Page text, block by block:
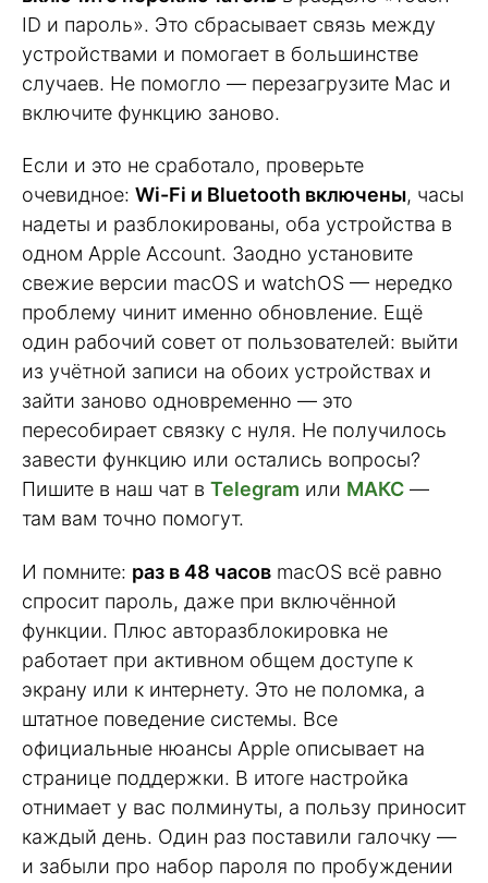
ID и пароль». Это сбрасывает связь между
устройствами и помогает в большинстве
случаев. Не помогло — перезагрузите Mac и
включите функцию заново.
Если и это не сработало, проверьте
очевидное: Wi-Fi и Bluetooth включены, часы
надеты и разблокированы, оба устройства в
одном Apple Account. Заодно установите
свежие версии macOS и watchOS — нередко
проблему чинит именно обновление. Ещё
один рабочий совет от пользователей: выйти
из учётной записи на обоих устройствах и
зайти заново одновременно — это
пересобирает связку с нуля. Не получилось
завести функцию или остались вопросы?
Пишите в наш чат в Telegram или МАКС —
там вам точно помогут.
И помните: раз в 48 часов macOS всё равно
спросит пароль, даже при включённой
функции. Плюс авторазблокировка не
работает при активном общем доступе к
экрану или к интернету. Это не поломка, а
штатное поведение системы. Все
официальные нюансы Apple описывает на
странице поддержки. В итоге настройка
отнимает у вас полминуты, а пользу приносит
каждый день. Один раз поставили галочку —
и забыли про набор пароля по пробуждении